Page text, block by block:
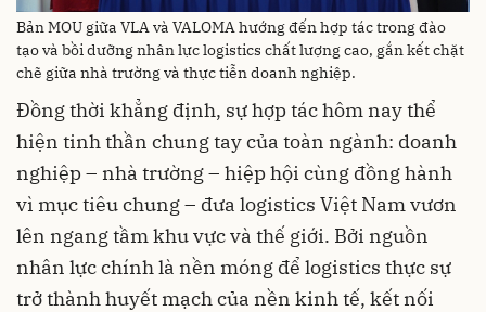
Bản MOU giữa VLA và VALOMA hướng đến hợp tác trong đào
tạo và bồi dưỡng nhân lực logistics chất lượng cao, gắn kết chặt
chẽ giữa nhà trường và thực tiễn doanh nghiệp.
Đồng thời khẳng định, sự hợp tác hôm nay thể
hiện tinh thần chung tay của toàn ngành: doanh
nghiệp – nhà trường – hiệp hội cùng đồng hành
vì mục tiêu chung – đưa logistics Việt Nam vươn
lên ngang tầm khu vực và thế giới. Bởi nguồn
nhân lực chính là nền móng để logistics thực sự
trở thành huyết mạch của nền kinh tế, kết nối